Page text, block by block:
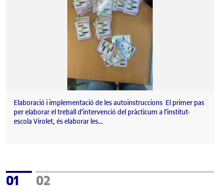
Elaboració i implementació de les autoinstruccions El primer pas
per elaborar el treball d’intervenció del pràcticum a l’institut-
escola Virolet, és elaborar les…
Pàgina
01 Pàgina
02